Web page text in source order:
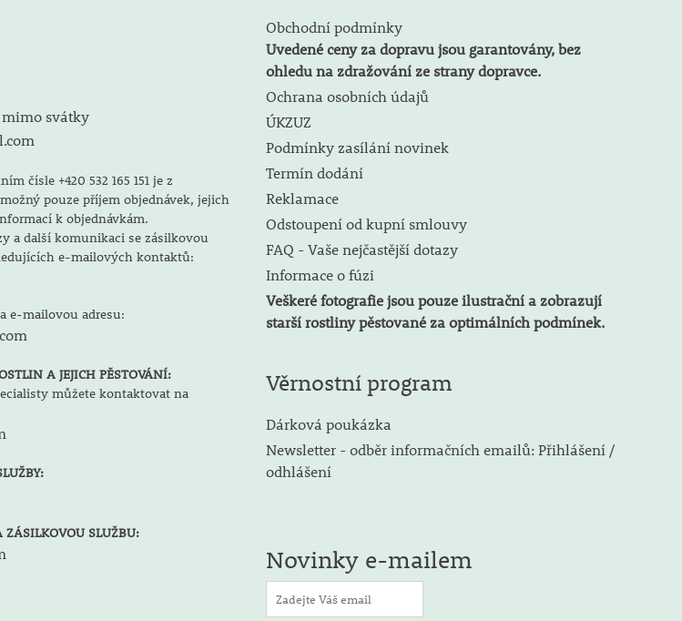
mimo svátky
čísle +420 532 165 151 je z
pouze příjem objednávek, jejich
k objednávkám.
a další komunikaci se zásilkovou
e-mailových kontaktů:
e-mailovou adresu:
A JEJICH PĚSTOVÁNÍ:
můžete kontaktovat na
SLUŽBU:
Obchodní podmínky
Uvedené ceny za dopravu jsou garantovány, bez
ohledu na zdražování ze strany dopravce.
Ochrana osobních údajů
ÚKZUZ
Podmínky zasílání novinek
Termín dodání
Reklamace
Odstoupení od kupní smlouvy
FAQ - Vaše nejčastější dotazy
Informace o fúzi
Veškeré fotografie jsou pouze ilustrační a zobrazují
starší rostliny pěstované za optimálních podmínek.
Věrnostní program
Dárková poukázka
Newsletter - odběr informačních emailů: Přihlášení /
odhlášení
Novinky e-mailem